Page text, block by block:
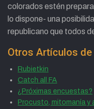
colorados estén
lo dispone- una
republicano que todos
Otros Artículos de
Rubietkin
Catch all FA
¿Próximas encuestas?
Procusto, mitomanía y